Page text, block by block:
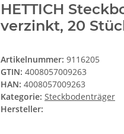
HETTICH
verzinkt, 20
Artikelnummer: 9116205
GTIN: 4008057009263
HAN: 4008057009263
Kategorie: Steckbodenträger
Hersteller: